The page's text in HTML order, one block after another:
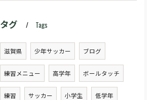
タグ Tags
滋賀県 少年サッカー ブログ
練習メニュー 高学年 ボールタッチ
練習 サッカー 小学生 低学年